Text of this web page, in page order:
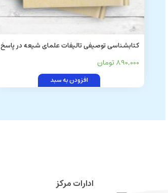
کتابشناسی توصیفی تالیفات علمای شیعه در پاسخ
به شبهات و کتابهای اهل سنت (از صفویه تا عصر
890,000 تومان
افزودن به سبد
ادارات مرکز